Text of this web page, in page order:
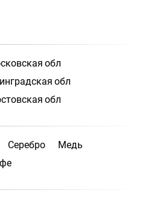
обл
обл
обл
Серебро
Медь